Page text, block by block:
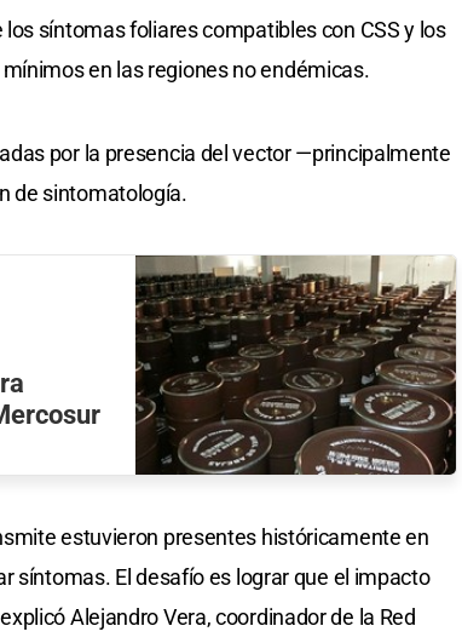
síntomas foliares compatibles con CSS y los
en las regiones no endémicas.
por la presencia del vector —principalmente
de sintomatología.
estuvieron presentes históricamente en
síntomas. El desafío es lograr que el impacto
Alejandro Vera, coordinador de la Red